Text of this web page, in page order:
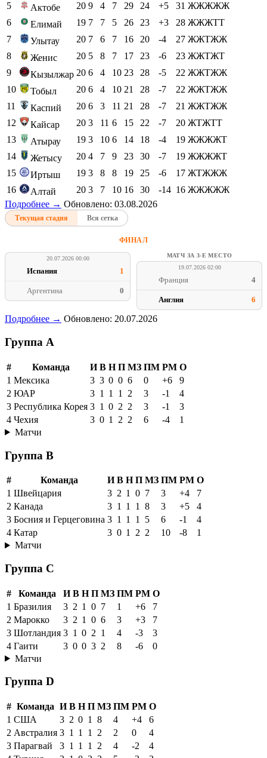
5
Актобе 20 9 4 7 29 24 +5 31 ЖЖЖЖЖ
6
Елимай 19 7 7 5 26 23 +3 28 ЖЖЖТТ
7
Улытау 20 7 6 7 16 20 -4 27 ЖЖТЖЖ
8
Женис 20 5 8 7 17 23 -6 23 ЖЖТЖТ
9
Кызылжар 20 6 4 10 23 28 -5 22 ЖЖТЖЖ
10
Тобыл 20 6 4 10 21 28 -7 22 ЖЖТЖЖ
11
Каспий 20 6 3 11 21 28 -7 21 ЖЖТЖЖ
12
Кайсар 20 3 11 6 15 22 -7 20 ЖТЖТТ
13
Атырау 19 3 10 6 14 18 -4 19 ЖЖЖЖТ
14
Жетысу 20 4 7 9 23 30 -7 19 ЖЖЖЖТ
15
Иртыш 19 3 8 8 19 25 -6 17 ЖТЖЖЖ
16
Алтай 20 3 7 10 16 30 -14 16 ЖЖЖЖЖ
Подробнее → Обновлено: 03.08.2026
Текущая стадия Вся сетка
ФИНАЛ
20.07.2026 00:00
Испания 1
Аргентина 0
МАТЧ ЗА 3-Е МЕСТО
19.07.2026 02:00
Франция 4
Англия 6
Подробнее → Обновлено: 20.07.2026
Группа A
# Команда И В Н П МЗ ПМ РМ О
1 Мексика 3 3 0 0 6 0 +6
9
2 ЮАР 3 1 1 1 2 3 -1
4
3 Республика Корея 3 1 0 2 2 3 -1
3
4 Чехия 3 0 1 2 2 6 -4
1
Матчи
Группа B
# Команда И В Н П МЗ ПМ РМ О
1 Швейцария 3 2 1 0 7 3 +4
7
2 Канада 3 1 1 1 8 3 +5
4
3 Босния и Герцеговина 3 1 1 1 5 6 -1
4
4 Катар 3 0 1 2 2 10 -8
1
Матчи
Группа C
# Команда И В Н П МЗ ПМ РМ О
1 Бразилия 3 2 1 0 7 1 +6
7
2 Марокко 3 2 1 0 6 3 +3
7
3 Шотландия 3 1 0 2 1 4 -3
3
4 Гаити 3 0 0 3 2 8 -6
0
Матчи
Группа D
# Команда И В Н П МЗ ПМ РМ О
1 США 3 2 0 1 8 4 +4
6
2 Австралия 3 1 1 1 2 2 0
4
3 Парагвай 3 1 1 1 2 4 -2
4